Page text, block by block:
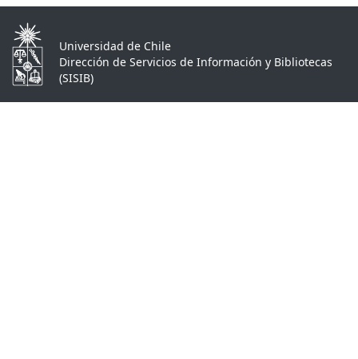
Universidad de Chile
Dirección de Servicios de Información y Bibliotecas
(SISIB)